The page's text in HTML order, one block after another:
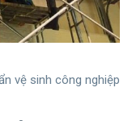
vệ sinh công nghiệp